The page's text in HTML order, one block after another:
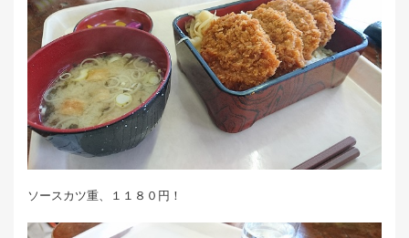
ソースカツ重、１１８０円！